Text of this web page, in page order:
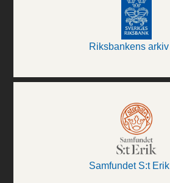
Riksbankens arkiv
Samfundet S:t Erik